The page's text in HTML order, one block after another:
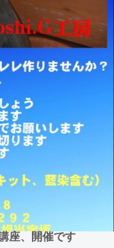
座、開催です